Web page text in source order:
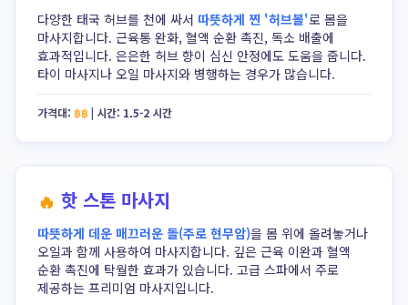
다양한 태국 허브를 천에 싸서 따뜻하게 찐 '허브볼'로 몸을
마사지합니다. 근육통 완화, 혈액 순환 촉진, 독소 배출에
효과적입니다. 은은한 허브 향이 심신 안정에도 도움을 줍니다.
타이 마사지나 오일 마사지와 병행하는 경우가 많습니다.
가격대: ฿฿| 시간: 1.5-2 시간
핫 스톤 마사지
따뜻하게 데운 매끄러운 돌(주로 현무암)을 몸 위에 올려놓거나
오일과 함께 사용하여 마사지합니다. 깊은 근육 이완과 혈액
순환 촉진에 탁월한 효과가 있습니다. 고급 스파에서 주로
제공하는 프리미엄 마사지입니다.